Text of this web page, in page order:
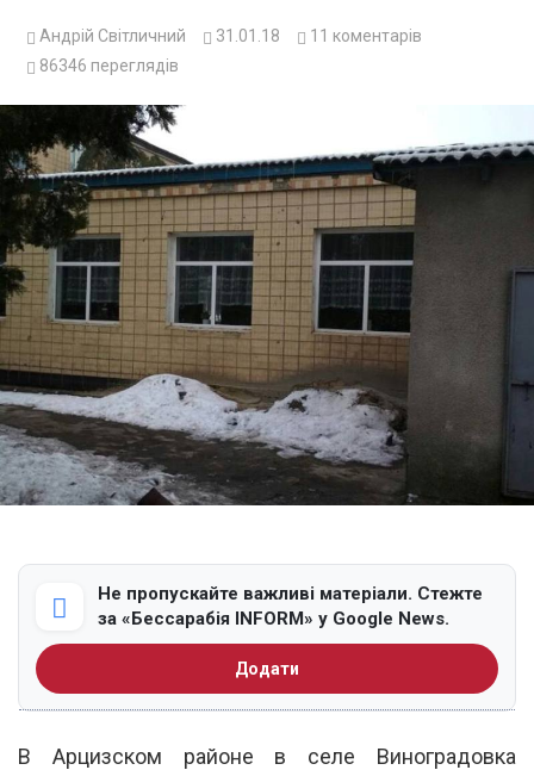
Андрій Світличний 31.01.18 11 коментарів
86346 переглядів
Не пропускайте важливі матеріали. Стежте
за «Бессарабія INFORM» у Google News.
Додати
В Арцизском районе в селе Виноградовка